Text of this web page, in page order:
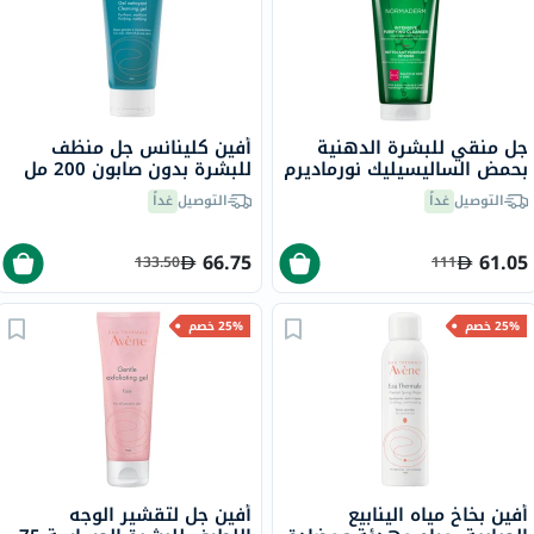
جل منقي للبشرة الدهنية
بحمض الساليسيليك نورماديرم
فيتوسوليوشن فيشي، 200
ملالتوصيلغداً
61.05
111
أفين كلينانس جل منظف
للبشرة بدون صابون 200 مل
التوصيلغداً
66.75
133.50
25% خصم
أفين بخاخ مياه الينابيع
25% خصم
أفين جل لتقشير الوجه